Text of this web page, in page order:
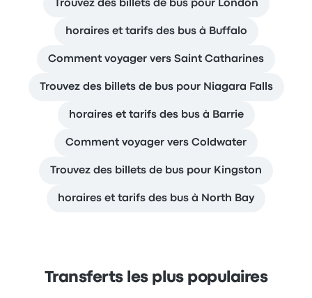
Trouvez des billets de bus pour London
horaires et tarifs des bus à Buffalo
Comment voyager vers Saint Catharines
Trouvez des billets de bus pour Niagara Falls
horaires et tarifs des bus à Barrie
Comment voyager vers Coldwater
Trouvez des billets de bus pour Kingston
horaires et tarifs des bus à North Bay
Transferts les plus populaires